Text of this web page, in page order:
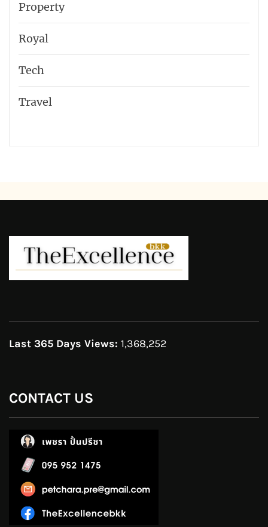
Property
Royal
Tech
Travel
Last 365 Days Views: 1,368,252
CONTACT US